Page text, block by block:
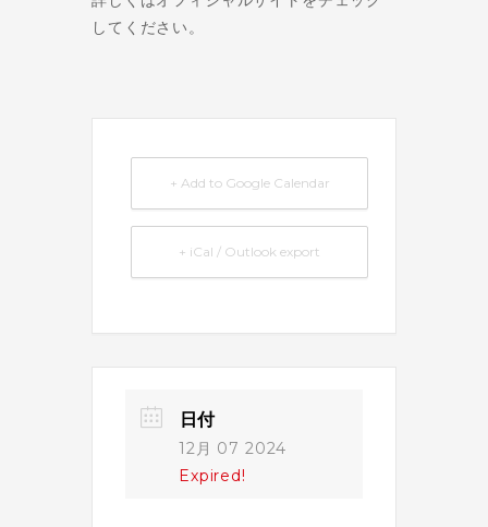
してください。
+ Add to Google Calendar
+ iCal / Outlook export
日付
12月 07 2024
Expired!